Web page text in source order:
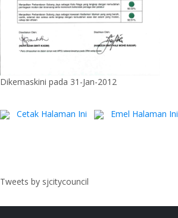
Dikemaskini pada 31-Jan-2012
Cetak Halaman Ini Emel Halaman Ini
Tweets by sjcitycouncil